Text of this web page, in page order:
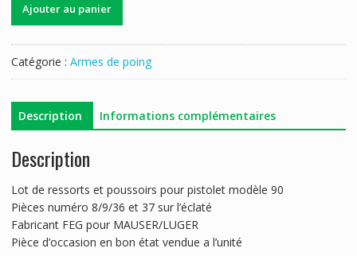
de
MAUSER/LUGER/FEG
Ajouter au panier
Catégorie : Armes de poing
Description Informations complémentaires
Description
Lot de ressorts et poussoirs pour pistolet modèle 90
Pièces numéro 8/9/36 et 37 sur l’éclaté
Fabricant FEG pour MAUSER/LUGER
Pièce d’occasion en bon état vendue a l’unité